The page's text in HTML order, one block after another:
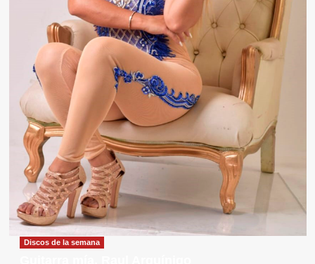
Discos de la semana